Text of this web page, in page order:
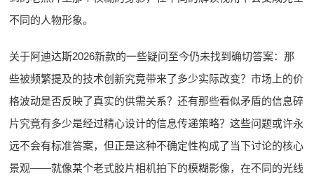
不同的人物形象。
关于阿迪达斯2026新款的一些疑问至今仍未找到确切答案：那
些被频繁提及的技术创新究竟带来了多少实际改变？市场上的价
格波动是否反映了真实的供需关系？还有那些看似矛盾的信息碎
片究竟有多少是经过精心设计的信息传递策略？这些问题或许永
远不会有标准答案，但正是这种不确定性构成了当下讨论的核心
景观——就像某个老式胶片相机拍下的模糊影像，在不同的光线